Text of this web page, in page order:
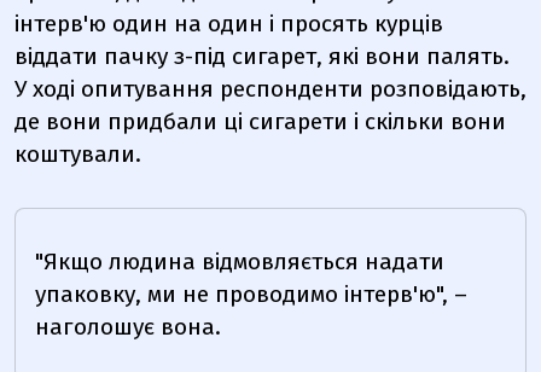
інтерв'ю один на один і просять курців
віддати пачку з-під сигарет, які вони палять.
У ході опитування респонденти розповідають,
де вони придбали ці сигарети і скільки вони
коштували.
"Якщо людина відмовляється надати
упаковку, ми не проводимо інтерв'ю", –
наголошує вона.